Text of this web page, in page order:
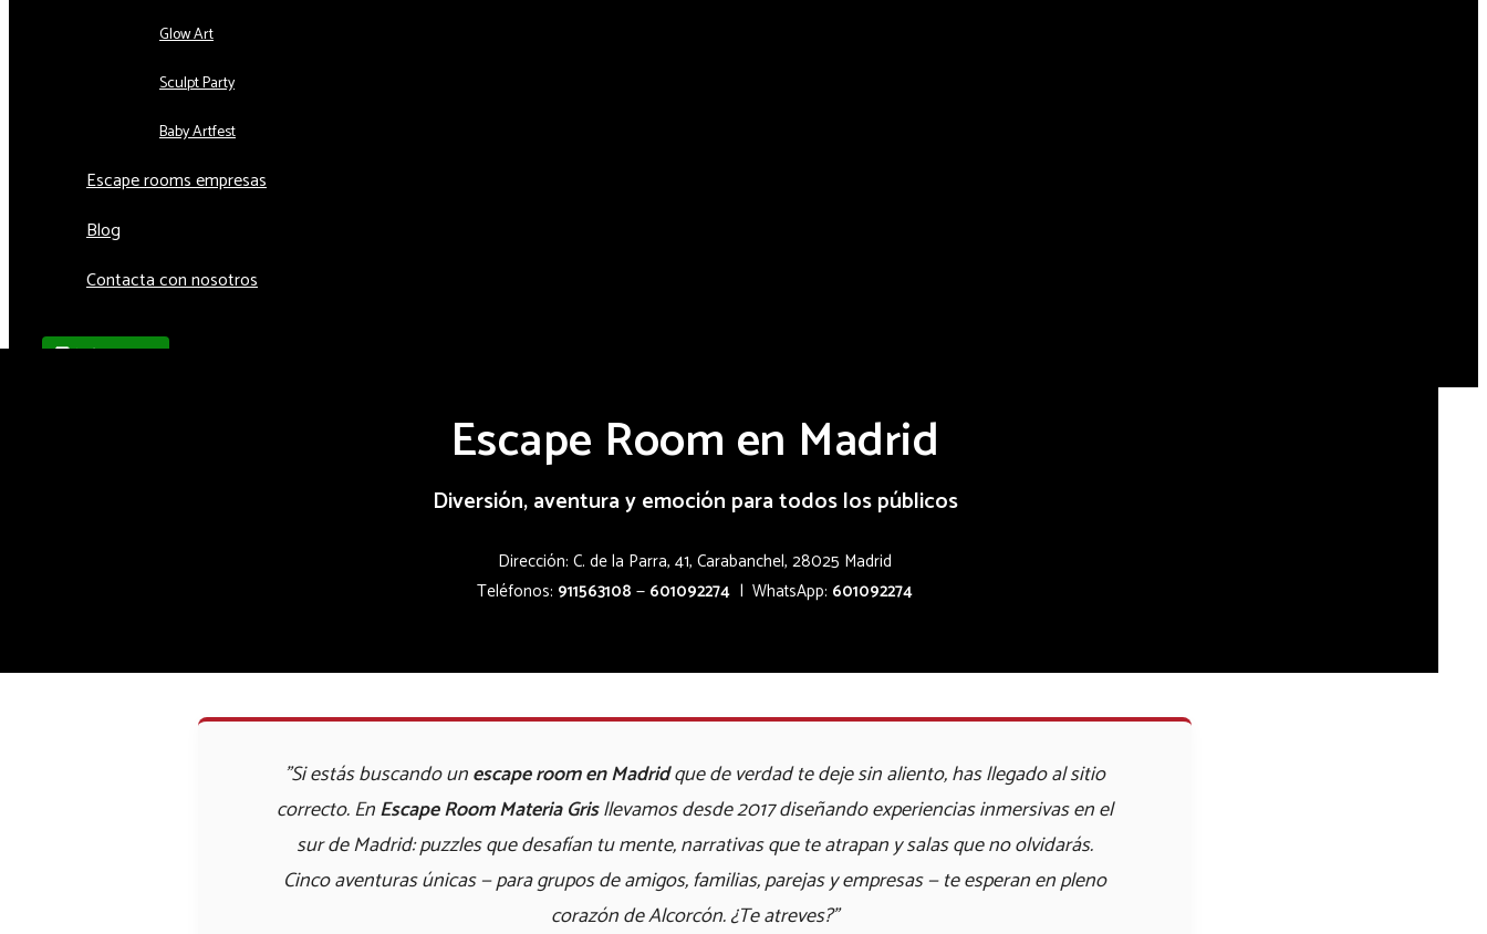
Glow Art
Sculpt Party
Baby Artfest
Escape rooms empresas
Blog
Contacta con nosotros
💬 WhatsApp
Escape Room en Madrid
Diversión, aventura y emoción para todos los públicos
Dirección: C. de la Parra, 41, Carabanchel, 28025 Madrid
Teléfonos: 911563108 — 601092274 | WhatsApp: 601092274
"Si estás buscando unescape room en Madridque de verdad te deje sin aliento, has llegado al sitio
correcto. EnEscape Room Materia Grisllevamos desde 2017 diseñando experiencias inmersivas en el
sur de Madrid: puzzles que desafían tu mente, narrativas que te atrapan y salas que no olvidarás.
Cinco aventuras únicas — para grupos de amigos, familias, parejas y empresas — te esperan en pleno
corazón de Alcorcón. ¿Te atreves?"